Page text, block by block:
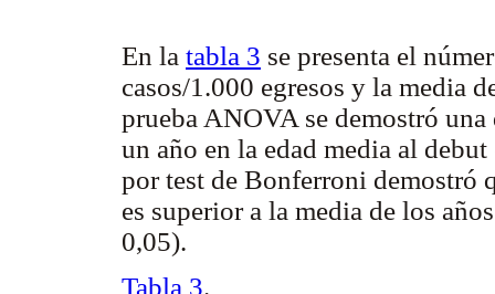
En la tabla 3 se presenta el
casos/1.000 egresos y la media
prueba ANOVA se demostró
un año en la edad media al
por test de Bonferroni demostró
es superior a la media de los
0,05).
Tabla 3.